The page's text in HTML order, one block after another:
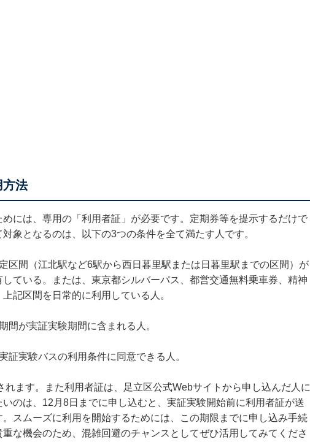
方法
には、専用の「利用者証」が必要です。定期券等を提示するだけで
象となるのは、以下の3つの条件を全て満たす人です。
区間（江北駅など6駅から西日暮里駅または日暮里駅までの区間）が
ている。または、東京都シルバーパス、都営交通無料乗車券、精神
記区間を日常的に利用している人。
間が実証実験期間に含まれる人。
証実験バスの利用条件に同意できる人。
ます。また利用者証は、足立区公式Webサイトから申し込んだ人に
のは、12月8日までに申し込むと、実証実験開始前に利用者証が送
スムーズに利用を開始するためには、この期限までに申し込み手続
な機会のため、混雑回避のチャンスとしてぜひ活用してみてくださ